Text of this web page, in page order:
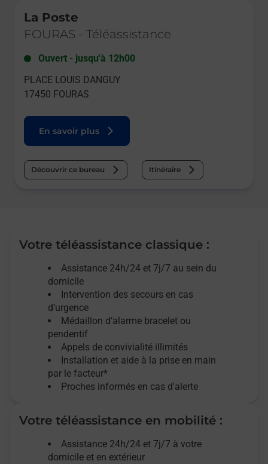
La Poste
FOURAS - Téléassistance
Ouvert - jusqu'à 12h00
PLACE LOUIS DANGUY
17450 FOURAS
En savoir plus
Découvrir ce bureau Itinéraire
Votre téléassistance classique :
Assistance 24h/24 et 7j/7 au sein du
domicile
Intervention des secours en cas
d’urgence
Médaillon d’alarme bracelet ou
pendentif
Appels de convivialité illimités
Installation et aide à la prise en main
par le facteur*
Proches informés en cas d'alerte
Votre téléassistance en mobilité :
Assistance 24h/24 et 7j/7 à votre
domicile et en extérieur